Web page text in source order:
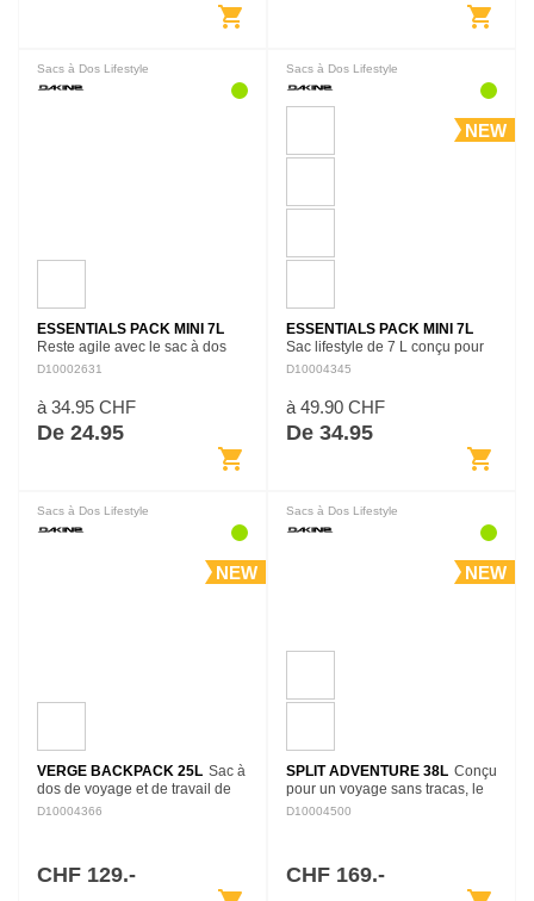
shopping_cart shopping_cart
Sacs à Dos Lifestyle
ESSENTIALS PACK MINI 7L
Reste agile avec le sac à dos
Essentials Mini. Conçu pour
est dimensionné pour les petits
trajets et voyager…
D10002631
à 34.95 CHF
De 24.95
shopping_cart
Sacs à Dos Lifestyle
NEW
ESSENTIALS PACK MINI 7L
Sac lifestyle de 7 L conçu pour
le quotidien, avec un format
essentiels, les accessoires et le
matériel personnel.
D10004345
à 49.90 CHF
De 34.95
shopping_cart
Sacs à Dos Lifestyle
NEW
VERGE BACKPACK 25L Sac à
dos de voyage et de travail de
25 L, organisé pour transporter
D10004366
CHF 129.-
Sacs à Dos Lifestyle
NEW
SPLIT ADVENTURE 38L Conçu
pour un voyage sans tracas, le
sac à dos Split Adventure 38L
D10004500
CHF 169.-